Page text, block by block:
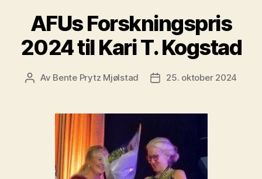
AFUs Forskningspris
2024 til Kari T. Kogstad
Innleggsforfatter
Av Bente Prytz Mjølstad Publiseringsdato
25. oktober 2024